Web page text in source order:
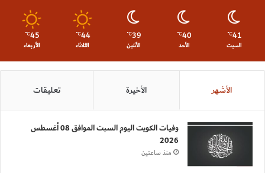
41
℃
السبت
40
℃
الأحد
39
℃
الأثنين
44
℃
الثلاثاء
45
℃
الأربعاء
الأشهر الأخيرة تعليقات
وفيات الكويت اليوم السبت الموافق 08 أغسطس
2026
منذ ساعتين